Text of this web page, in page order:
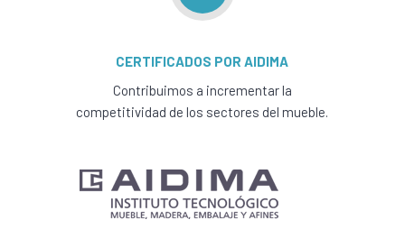
CERTIFICADOS POR AIDIMA
Contribuimos a incrementar la
competitividad de los sectores del mueble.